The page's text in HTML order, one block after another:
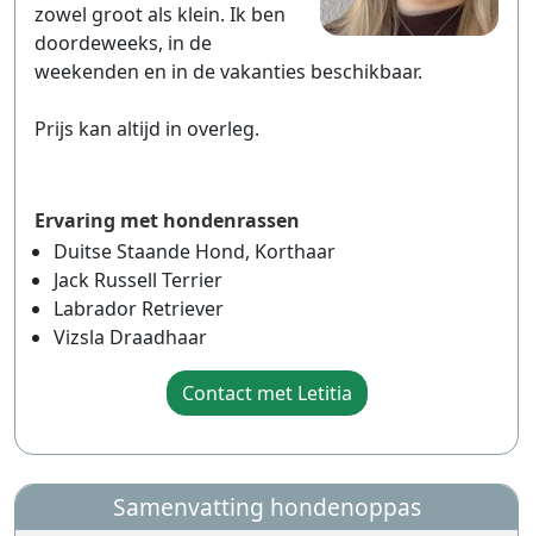
zowel groot als klein. Ik ben
doordeweeks, in de
weekenden en in de vakanties beschikbaar.
Prijs kan altijd in overleg.
Ervaring met hondenrassen
Duitse Staande Hond, Korthaar
Jack Russell Terrier
Labrador Retriever
Vizsla Draadhaar
Contact met Letitia
Samenvatting hondenoppas